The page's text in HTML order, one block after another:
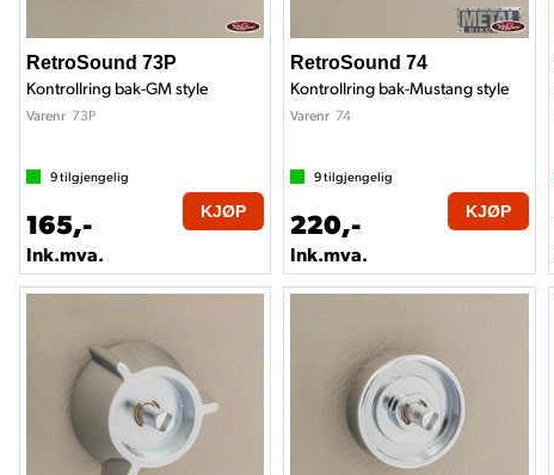
RetroSound 73P
Kontrollring bak-GM style
Varenr 73P
9tilgjengelig
165,-
Ink.mva.
KJØP
RetroSound 74
Kontrollring bak-Mustang style
Varenr 74
9tilgjengelig
220,-
Ink.mva.
KJØP